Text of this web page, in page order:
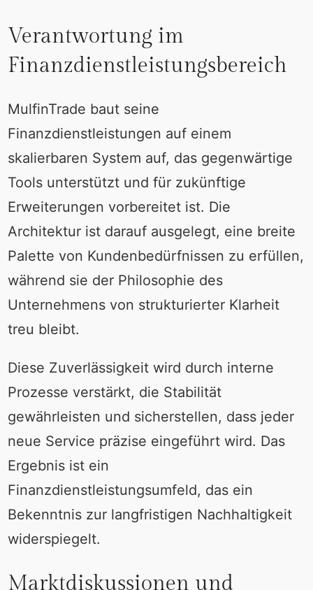
Verantwortung im
Finanzdienstleistungsbereich
MulfinTrade baut seine
Finanzdienstleistungen auf einem
skalierbaren System auf, das gegenwärtige
Tools unterstützt und für zukünftige
Erweiterungen vorbereitet ist. Die
Architektur ist darauf ausgelegt, eine breite
Palette von Kundenbedürfnissen zu erfüllen,
während sie der Philosophie des
Unternehmens von strukturierter Klarheit
treu bleibt.
Diese Zuverlässigkeit wird durch interne
Prozesse verstärkt, die Stabilität
gewährleisten und sicherstellen, dass jeder
neue Service präzise eingeführt wird. Das
Ergebnis ist ein
Finanzdienstleistungsumfeld, das ein
Bekenntnis zur langfristigen Nachhaltigkeit
widerspiegelt.
Marktdiskussionen und